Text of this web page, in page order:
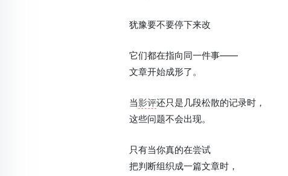
犹豫要不要停下来改
它们都在指向同一件事——
文章开始成形了。
当影评还只是几段松散的记录时，
这些问题不会出现。
只有当你真的在尝试
把判断组织成一篇文章时，